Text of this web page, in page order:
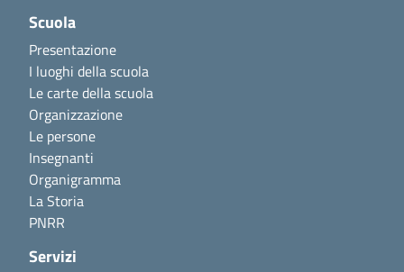
Scuola
Presentazione
I luoghi della scuola
Le carte della scuola
Organizzazione
Le persone
Insegnanti
Organigramma
La Storia
PNRR
Servizi